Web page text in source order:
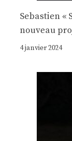
Sebastien «
nouveau
4 janvier 2024